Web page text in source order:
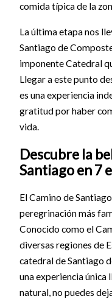
comida típica de la
La última etapa nos
Santiago de
imponente Catedral
Llegar a este punto
es una experiencia
gratitud por haber
vida.
Descubre la
Santiago en 7
El Camino de
peregrinación más
Conocido como el
diversas regiones de
catedral de Santiago
una experiencia única
natural, no puedes